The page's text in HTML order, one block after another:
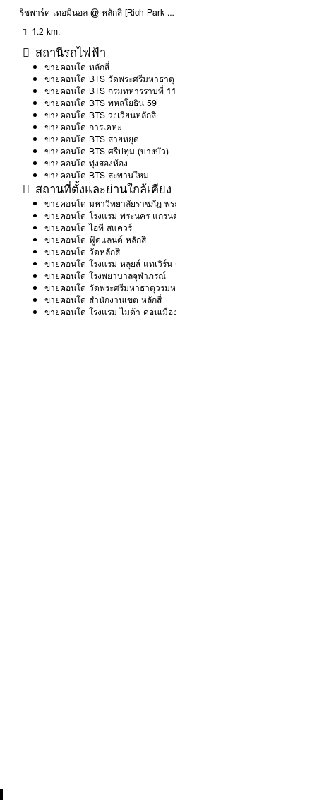
ริชพาร์ค เทอมินอล @ หลักสี่ [Rich Park Terminal @ Laksi]
1.2 km.
สถานีรถไฟฟ้า
ขายคอนโด หลักสี่
ขายคอนโด BTS วัดพระศรีมหาธาตุ
ขายคอนโด BTS กรมทหารราบที่ 11
ขายคอนโด BTS พหลโยธิน 59
ขายคอนโด BTS วงเวียนหลักสี่
ขายคอนโด การเคหะ
ขายคอนโด BTS สายหยุด
ขายคอนโด BTS ศรีปทุม (บางบัว)
ขายคอนโด ทุ่งสองห้อง
ขายคอนโด BTS สะพานใหม่
สถานที่ตั้งและย่านใกล้เคียง
ขายคอนโด มหาวิทยาลัยราชภัฏ พระนคร
ขายคอนโด โรงแรม พระนคร แกรนด์ วิว
ขายคอนโด ไอที สแควร์
ขายคอนโด ฟู้ดแลนด์ หลักสี่
ขายคอนโด วัดหลักสี่
ขายคอนโด โรงแรม หลุยส์ แทเวิร์น ดอนเมือง
ขายคอนโด โรงพยาบาลจุฬาภรณ์
ขายคอนโด วัดพระศรีมหาธาตุวรมหาวิหาร
ขายคอนโด สำนักงานเขต หลักสี่
ขายคอนโด โรงแรม ไมด้า ดอนเมือง แอร์พอร์ต กรุงเทพ